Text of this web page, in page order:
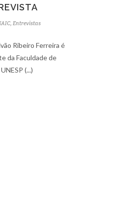
, Entrevistas
Ribeiro Ferreira é
da Faculdade de
(...)